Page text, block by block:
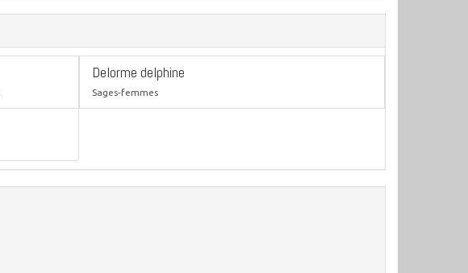
Delorme delphine
Sages-femmes